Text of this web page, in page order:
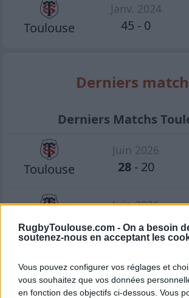
RugbyToulouse.com - On a besoin
soutenez-nous en acceptant les
Vous pouvez configurer vos réglages et
vous souhaitez que vos données
en fonction des objectifs ci-dessous. Vous
Toulouse
Janv. 2024
45 - 0
Derniers
Derniers Matchs
Toulouse
Juin 2026
28- 20
Toulouse
Juin 2026
71-17
Racing 92 31-20